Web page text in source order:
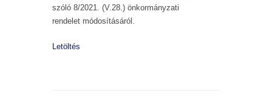
szóló 8/2021. (V.28.) önkormányzati
rendelet módosításáról.
Letöltés